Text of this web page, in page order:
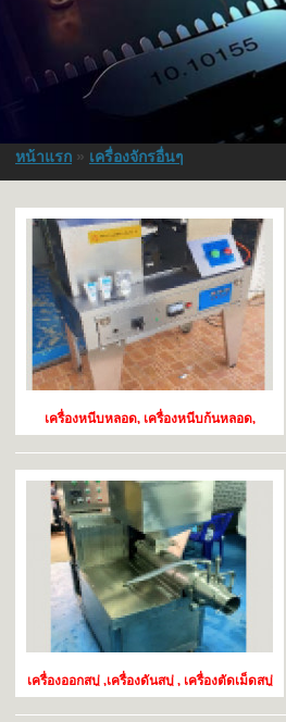
หน้าแรก » เครื่องจักรอื่นๆ
เครื่องหนีบหลอด, เครื่องหนีบก้นหลอด,
เครื่องออกสบู่ ,เครื่องดันสบู่ , เครื่องตัดเม็ดสบู่